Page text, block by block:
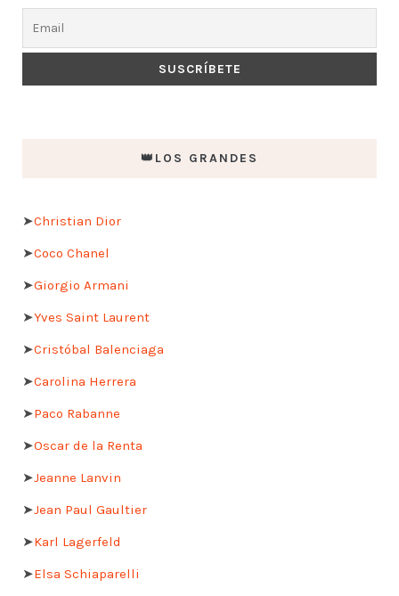
👑LOS GRANDES
➤Christian Dior
➤Coco Chanel
➤Giorgio Armani
➤Yves Saint Laurent
➤Cristóbal Balenciaga
➤Carolina Herrera
➤Paco Rabanne
➤Oscar de la Renta
➤Jeanne Lanvin
➤Jean Paul Gaultier
➤Karl Lagerfeld
➤Elsa Schiaparelli